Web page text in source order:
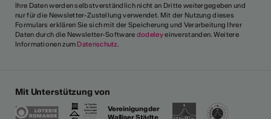
Ihre Daten werden selbstverständlich nicht an Dritte weitergegeben und
nur für die Newsletter-Zustellung verwendet. Mit der Nutzung dieses
Formulars erklären Sie sich mit der Speicherung und Verarbeitung Ihrer
Daten durch die Newsletter-Software dodeleyeinverstanden. Weitere
Informationen zum Datenschutz.
Mit Unterstützung von
Vereinigung der
Walliser Städte